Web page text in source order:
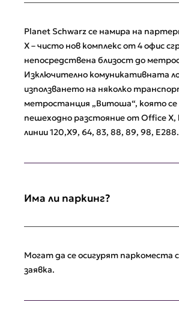
Planet Schwarz се намира на
X – чисто нов комплекс от 4 офис
непосредствена близост до
Изключително комуникативната
използването на няколко
метростанция „Витоша“, която
пешеходно разстояние от Office X,
линии 120,X9, 64, 83, 88, 89, 98, E288.
Има ли паркинг?
Могат да се осигурят паркоместа
заявка.